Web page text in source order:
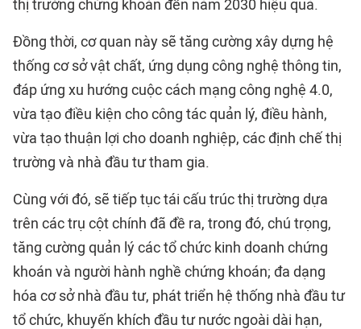
thị trường chứng khoán đến năm 2030 hiệu quả.
Đồng thời, cơ quan này sẽ tăng cường xây dựng hệ
thống cơ sở vật chất, ứng dụng công nghệ thông tin,
đáp ứng xu hướng cuộc cách mạng công nghệ 4.0,
vừa tạo điều kiện cho công tác quản lý, điều hành,
vừa tạo thuận lợi cho doanh nghiệp, các định chế thị
trường và nhà đầu tư tham gia.
Cùng với đó, sẽ tiếp tục tái cấu trúc thị trường dựa
trên các trụ cột chính đã đề ra, trong đó, chú trọng,
tăng cường quản lý các tổ chức kinh doanh chứng
khoán và người hành nghề chứng khoán; đa dạng
hóa cơ sở nhà đầu tư, phát triển hệ thống nhà đầu tư
tổ chức, khuyến khích đầu tư nước ngoài dài hạn,